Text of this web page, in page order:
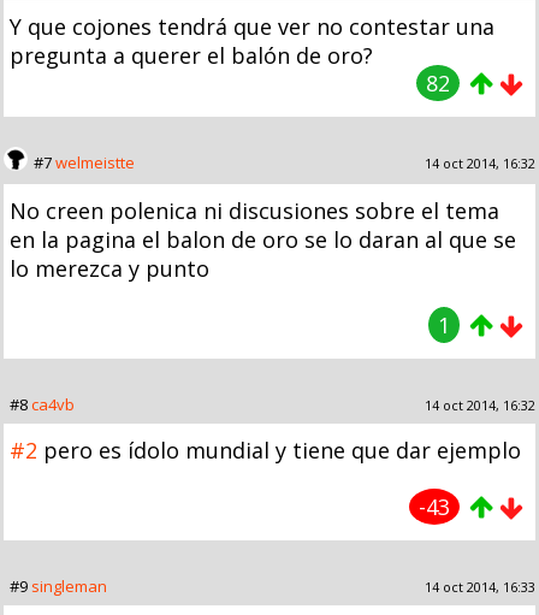
Y que cojones tendrá que ver no contestar una
pregunta a querer el balón de oro?
82
#7welmeistte 14 oct 2014, 16:32
No creen polenica ni discusiones sobre el tema
en la pagina el balon de oro se lo daran al que se
lo merezca y punto
1
#8ca4vb 14 oct 2014, 16:32
#2 pero es ídolo mundial y tiene que dar ejemplo
-43
#9 singleman 14 oct 2014, 16:33